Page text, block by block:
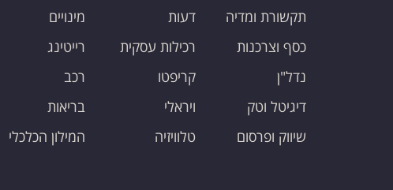
תקשורת ומדיה
כסף וצרכנות
נדל"ן
דיגיטל וטק
שיווק ופרסום
דעות
רכילות עסקית
קריפטו
ויראלי
טלוויזיה
מינויים
רייטינג
רכב
בריאות
המילון הכלכלי